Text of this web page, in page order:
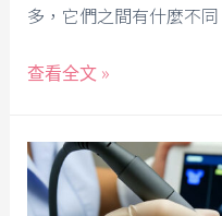
多，它們之間有什麼不
查看全文 »